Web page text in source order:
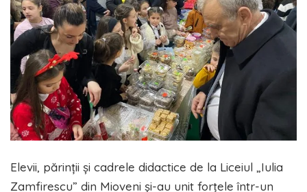
Elevii, părinții și cadrele didactice de la Liceiul „Iulia
Zamfirescu” din Mioveni și-au unit forțele într-un